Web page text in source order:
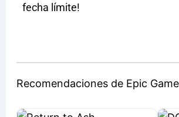
fecha límite!
Recomendaciones de Epic Game